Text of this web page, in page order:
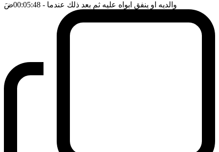
والديه او ينفق ابواه عليه ثم بعد ذلك عندما - 00:05:48 ضَ